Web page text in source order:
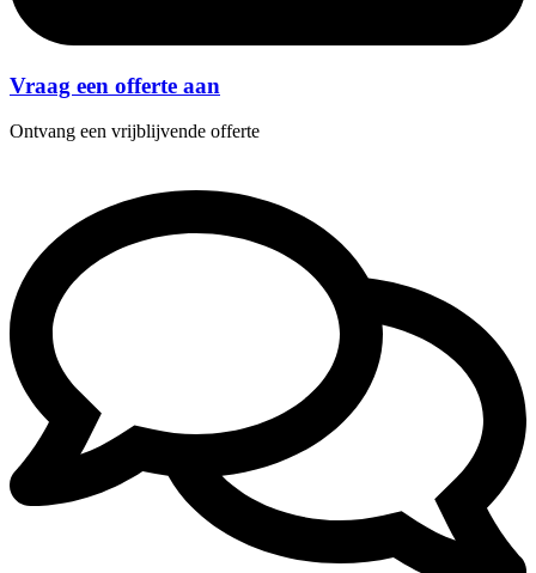
Vraag een offerte aan
Ontvang een vrijblijvende offerte